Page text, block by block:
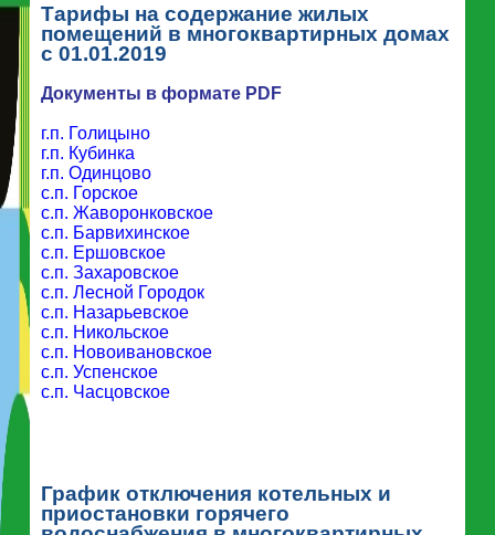
Тарифы на содержание жилых
помещений в многоквартирных домах
с 01.01.2019
Документы в формате PDF
г.п. Голицыно
г.п. Кубинка
г.п. Одинцово
с.п. Горское
с.п. Жаворонковское
с.п. Барвихинское
с.п. Ершовское
с.п. Захаровское
с.п. Лесной Городок
с.п. Назарьевское
с.п. Никольское
с.п. Новоивановское
с.п. Успенское
с.п. Часцовское
График отключения котельных и
приостановки горячего